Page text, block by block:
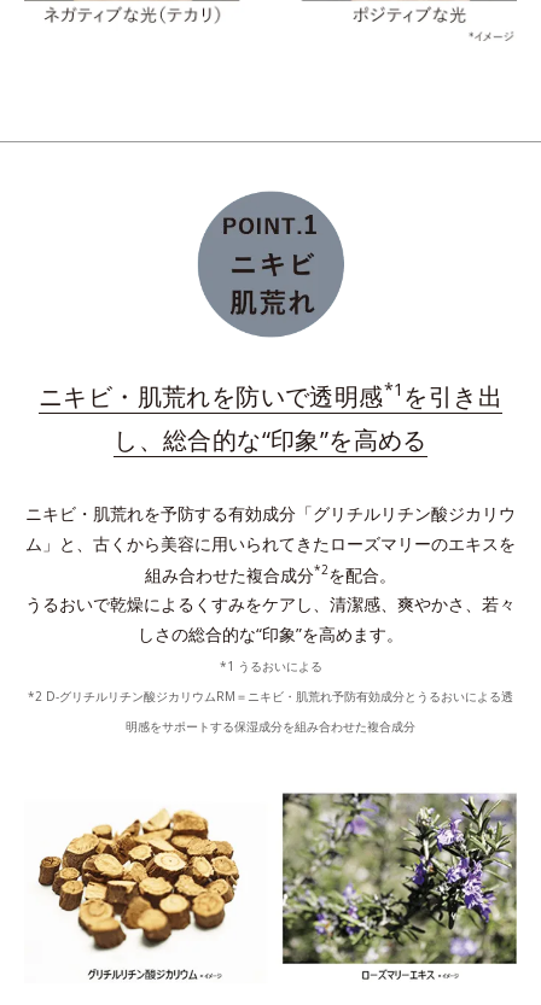
*うるおいキャッチ成分（塩化ジメチルジアリルアンモニウム・アクリルア
プラスに帯電したイオニックコラーゲン
*水溶性コラーゲン液（魚起源）＝保湿成分
ダブルプロテクトパウダーが肌上に均一に整列。長時
間うるおいを保持し、余分な皮脂を吸着し、テカリを
ニキビ・肌荒れを防いで透明感*1 を引き出
し、総合的な“印象”を高める
ニキビ・肌荒れを予防する有効成分「グリチルリチン酸ジカリウ
ム」と、古くから美容に用いられてきたローズマリーのエキスを
組み合わせた複合成分*2を配合。
うるおいで乾燥によるくすみをケアし、清潔感、爽やかさ、若々
しさの総合的な“印象”を高めます。
*1 うるおいによる
*2 D-グリチルリチン酸ジカリウムRM＝ニキビ・肌荒れ予防有効成分とうるおいによる透
明感をサポートする保湿成分を組み合わせた複合成分